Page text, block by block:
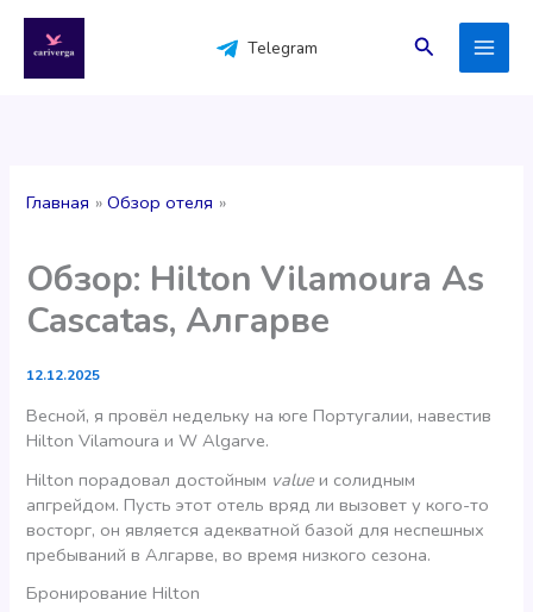
содержимому
Telegram Поиск
Главная Обзор отеля
Обзор: Hilton Vilamoura As
Cascatas, Алгарве
12.12.2025
Весной, я провёл недельку на юге Португалии, навестив
Hilton Vilamoura и W Algarve.
Hilton порадовал достойным valueи солидным
апгрейдом. Пусть этот отель вряд ли вызовет у кого-то
восторг, он является адекватной базой для неспешных
пребываний в Алгарве, во время низкого сезона.
Бронирование Hilton